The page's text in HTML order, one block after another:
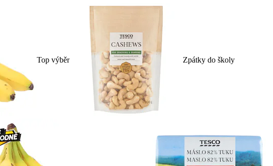
Top výběr Zpátky do školy